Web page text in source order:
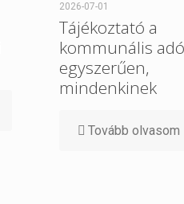
2026-07-01
Tájékoztató a
kommunális
egyszerűen,
mindenkinek
Tovább olvasom